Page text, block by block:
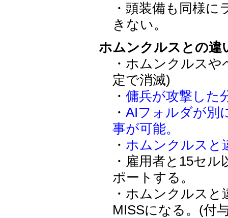
・頭装備も同様
きない。
ホムンクルスとの違
・ホムンクルス
定で消滅)
・傭兵が攻撃した
・AIフォルダが別
事が可能。
・ ホムンクルスと
・雇用者と15セ
ポートする。
・ホムンクルス
MISSになる。(付